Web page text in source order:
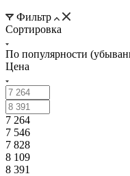
Фильтр
Сортировка
По популярности
Цена
7 264
7 546
7 828
8 109
8 391